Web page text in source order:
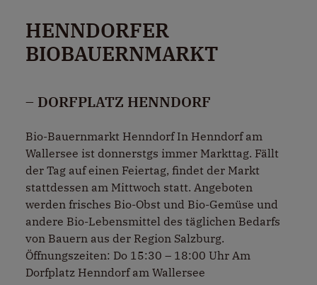
HENNDORFER
BIOBAUERNMARKT
– DORFPLATZ HENNDORF
Bio-Bauernmarkt Henndorf In Henndorf am
Wallersee ist donnerstgs immer Markttag. Fällt
der Tag auf einen Feiertag, findet der Markt
stattdessen am Mittwoch statt. Angeboten
werden frisches Bio-Obst und Bio-Gemüse und
andere Bio-Lebensmittel des täglichen Bedarfs
von Bauern aus der Region Salzburg.
Öffnungszeiten: Do 15:30 – 18:00 Uhr Am
Dorfplatz Henndorf am Wallersee